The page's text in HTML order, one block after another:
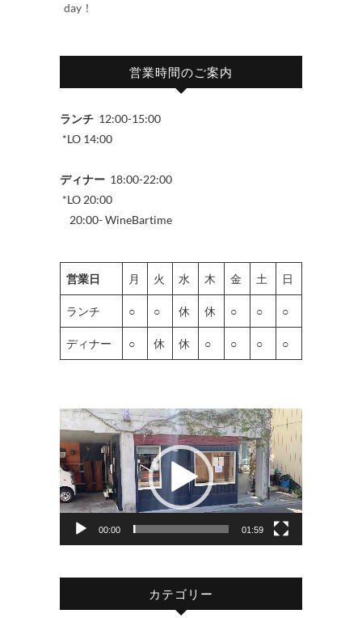
day！
営業時間のご案内
ランチ 12:00-15:00
*LO 14:00
ディナー 18:00-22:00
*LO 20:00
20:00- WineBartime
営業日 月 火 水 木 金 土 日
ランチ ○ ○ 休 休 ○ ○ ○
ディナー ○ 休 休 ○ ○ ○ ○
動
画
プ
レ
ー
00:00 01:59
カテゴリー